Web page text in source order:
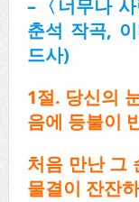
–〈 너무나
춘석 작곡,
드사)
1절. 당신의
음에 등불이
처음 만난 그
물결이 잔잔